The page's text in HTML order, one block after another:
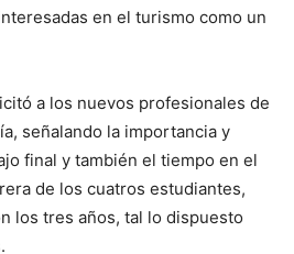
en el turismo como un
a los nuevos profesionales de
señalando la importancia y
final y también el tiempo en el
de los cuatros estudiantes,
los tres años, tal lo dispuesto